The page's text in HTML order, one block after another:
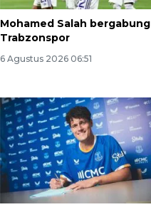
Mohamed Salah bergabung
Trabzonspor
6 Agustus 2026 06:51